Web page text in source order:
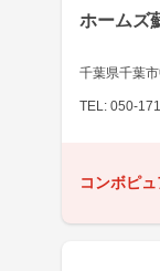
ホームズ
千葉県千葉
TEL: 050-
コンボピ